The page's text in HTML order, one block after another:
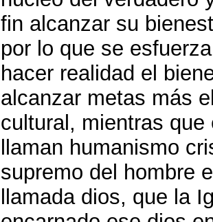
fin alcanzar su
por lo que se
hacer realidad el
alcanzar metas más
cultural, mientras
llaman humanismo
supremo del hombre
llamada dios, que la